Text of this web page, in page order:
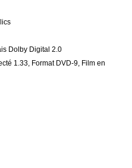
Dolby Digital 2.0
1.33, Format DVD-9, Film en